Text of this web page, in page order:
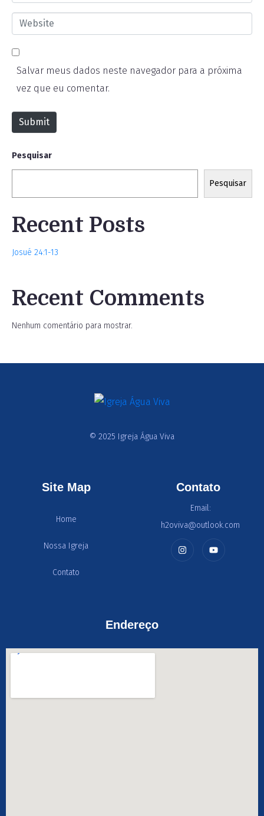
e
m
l
e
b
t
Salvar meus dados neste navegador para a próxima
vez que eu comentar.
Submit
Pesquisar
Pesquisar
Recent Posts
Josué 24:1-13
Recent Comments
Nenhum comentário para mostrar.
© 2025 Igreja Água Viva
Site Map
Home
Nossa Igreja
Contato
Contato
Email:
h2oviva@outlook.com
Endereço